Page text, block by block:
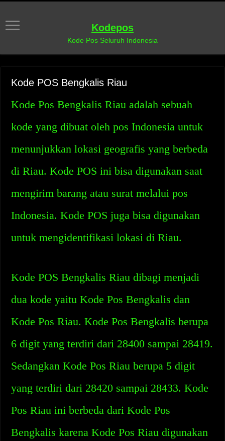
Kodepos
Kode Pos Seluruh Indonesia
Kode POS Bengkalis Riau
Kode Pos Bengkalis Riau adalah sebuah
kode yang dibuat oleh pos Indonesia untuk
menunjukkan lokasi geografis yang berbeda
di Riau. Kode POS ini bisa digunakan saat
mengirim barang atau surat melalui pos
Indonesia. Kode POS juga bisa digunakan
untuk mengidentifikasi lokasi di Riau.
Kode POS Bengkalis Riau dibagi menjadi
dua kode yaitu Kode Pos Bengkalis dan
Kode Pos Riau. Kode Pos Bengkalis berupa
6 digit yang terdiri dari 28400 sampai 28419.
Sedangkan Kode Pos Riau berupa 5 digit
yang terdiri dari 28420 sampai 28433. Kode
Pos Riau ini berbeda dari Kode Pos
Bengkalis karena Kode Pos Riau digunakan